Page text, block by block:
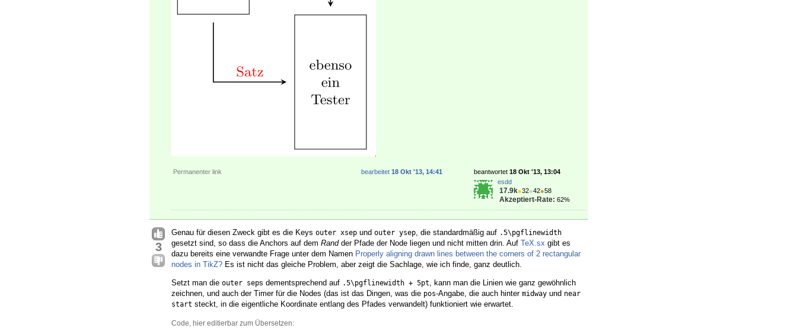
Permanenter link beantwortet 18 Okt '13, 13:04
esdd
17.9k●32●42●58
Akzeptiert-Rate: 62%
bearbeitet 18 Okt '13, 14:41
3
Genau für diesen Zweck gibt es die Keys outer xsep und outer ysep, die standardmäßig auf .5\pgflinewidth
gesetzt sind, so dass die Anchors auf dem Randder Pfade der Node liegen und nicht mitten drin. Auf TeX.sx gibt es
dazu bereits eine verwandte Frage unter dem Namen Properly aligning drawn lines between the corners of 2 rectangular
nodes in TikZ? Es ist nicht das gleiche Problem, aber zeigt die Sachlage, wie ich finde, ganz deutlich.
Setzt man die outer seps dementsprechend auf .5\pgflinewidth + 5pt, kann man die Linien wie ganz gewöhnlich
zeichnen, und auch der Timer für die Nodes (das ist das Dingen, was die pos-Angabe, die auch hinter midway und near
start steckt, in die eigentliche Koordinate entlang des Pfades verwandelt) funktioniert wie erwartet.
Code, hier editierbar zum Übersetzen: